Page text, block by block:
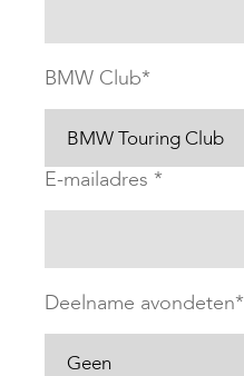
BMW Club*
E-mailadres *
Deelname avondeten*